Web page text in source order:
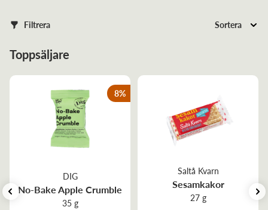
Filtrera Sortera
Toppsäljare
DIG
No-Bake Apple Crumble
35 g
8%
Saltå Kvarn
Sesamkakor
27 g